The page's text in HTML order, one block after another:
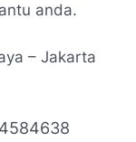
anda.
– Jakarta